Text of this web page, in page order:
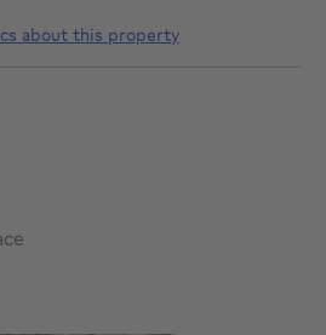
about this property